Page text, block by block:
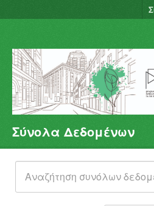
Σύνολα Δεδομένων
Φορείς
Ομάδες
Σχετικά
Σύνολα Δεδομένων